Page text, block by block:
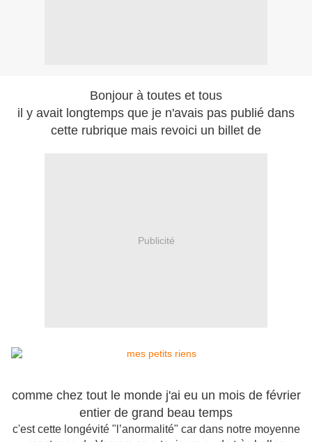
Bonjour à toutes et tous
il y avait longtemps que je n'avais pas publié dans
cette rubrique mais revoici un billet de
Publicité
comme chez tout le monde j'ai eu un mois de février
entier de grand beau temps
c'est cette longévité "l’anormalité" car dans notre moyenne